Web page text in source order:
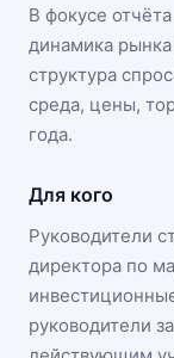
В фокусе
динамика
структура
среда, цены,
года.
Для кого
Руководители
директора по
руководители